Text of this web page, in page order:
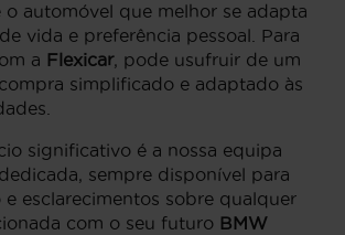
o automóvel que melhor se adapta
vida e preferência pessoal. Para
a Flexicar, pode usufruir de um
simplificado e adaptado às
significativo é a nossa equipa
sempre disponível para
e esclarecimentos sobre qualquer
com o seu futuro BMW